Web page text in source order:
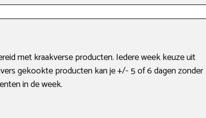
met kraakverse producten. Iedere week keuze uit
gekookte producten kan je +/- 5 of 6 dagen zonder
in de week.